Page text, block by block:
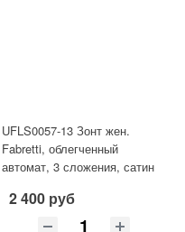
UFLS0057-13 Зонт жен.
Fabretti, облегченный
автомат, 3 сложения, сатин
2 400 руб